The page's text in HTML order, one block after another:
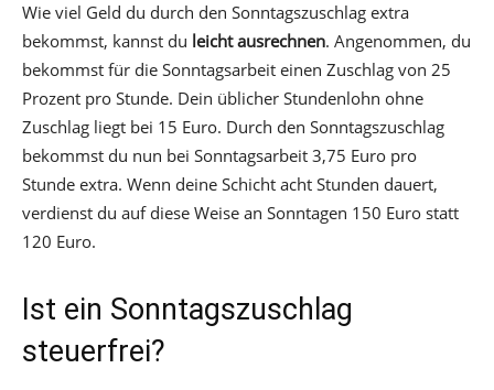
Wie viel Geld du durch den Sonntagszuschlag extra
bekommst, kannst du leicht ausrechnen. Angenommen, du
bekommst für die Sonntagsarbeit einen Zuschlag von 25
Prozent pro Stunde. Dein üblicher Stundenlohn ohne
Zuschlag liegt bei 15 Euro. Durch den Sonntagszuschlag
bekommst du nun bei Sonntagsarbeit 3,75 Euro pro
Stunde extra. Wenn deine Schicht acht Stunden dauert,
verdienst du auf diese Weise an Sonntagen 150 Euro statt
120 Euro.
Ist ein Sonntagszuschlag
steuerfrei?